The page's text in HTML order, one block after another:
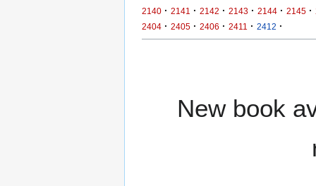
2140 · 2141 · 2142 · 2143 · 2144 · 2145 ·
2404 · 2405 · 2406 · 2411 · 2412 ·
New book